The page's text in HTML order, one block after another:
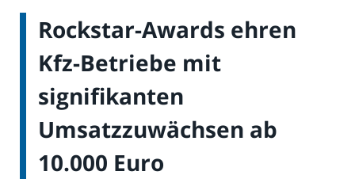
Rockstar-Awards ehren
Kfz-Betriebe mit
signifikanten
Umsatzzuwächsen ab
10.000 Euro